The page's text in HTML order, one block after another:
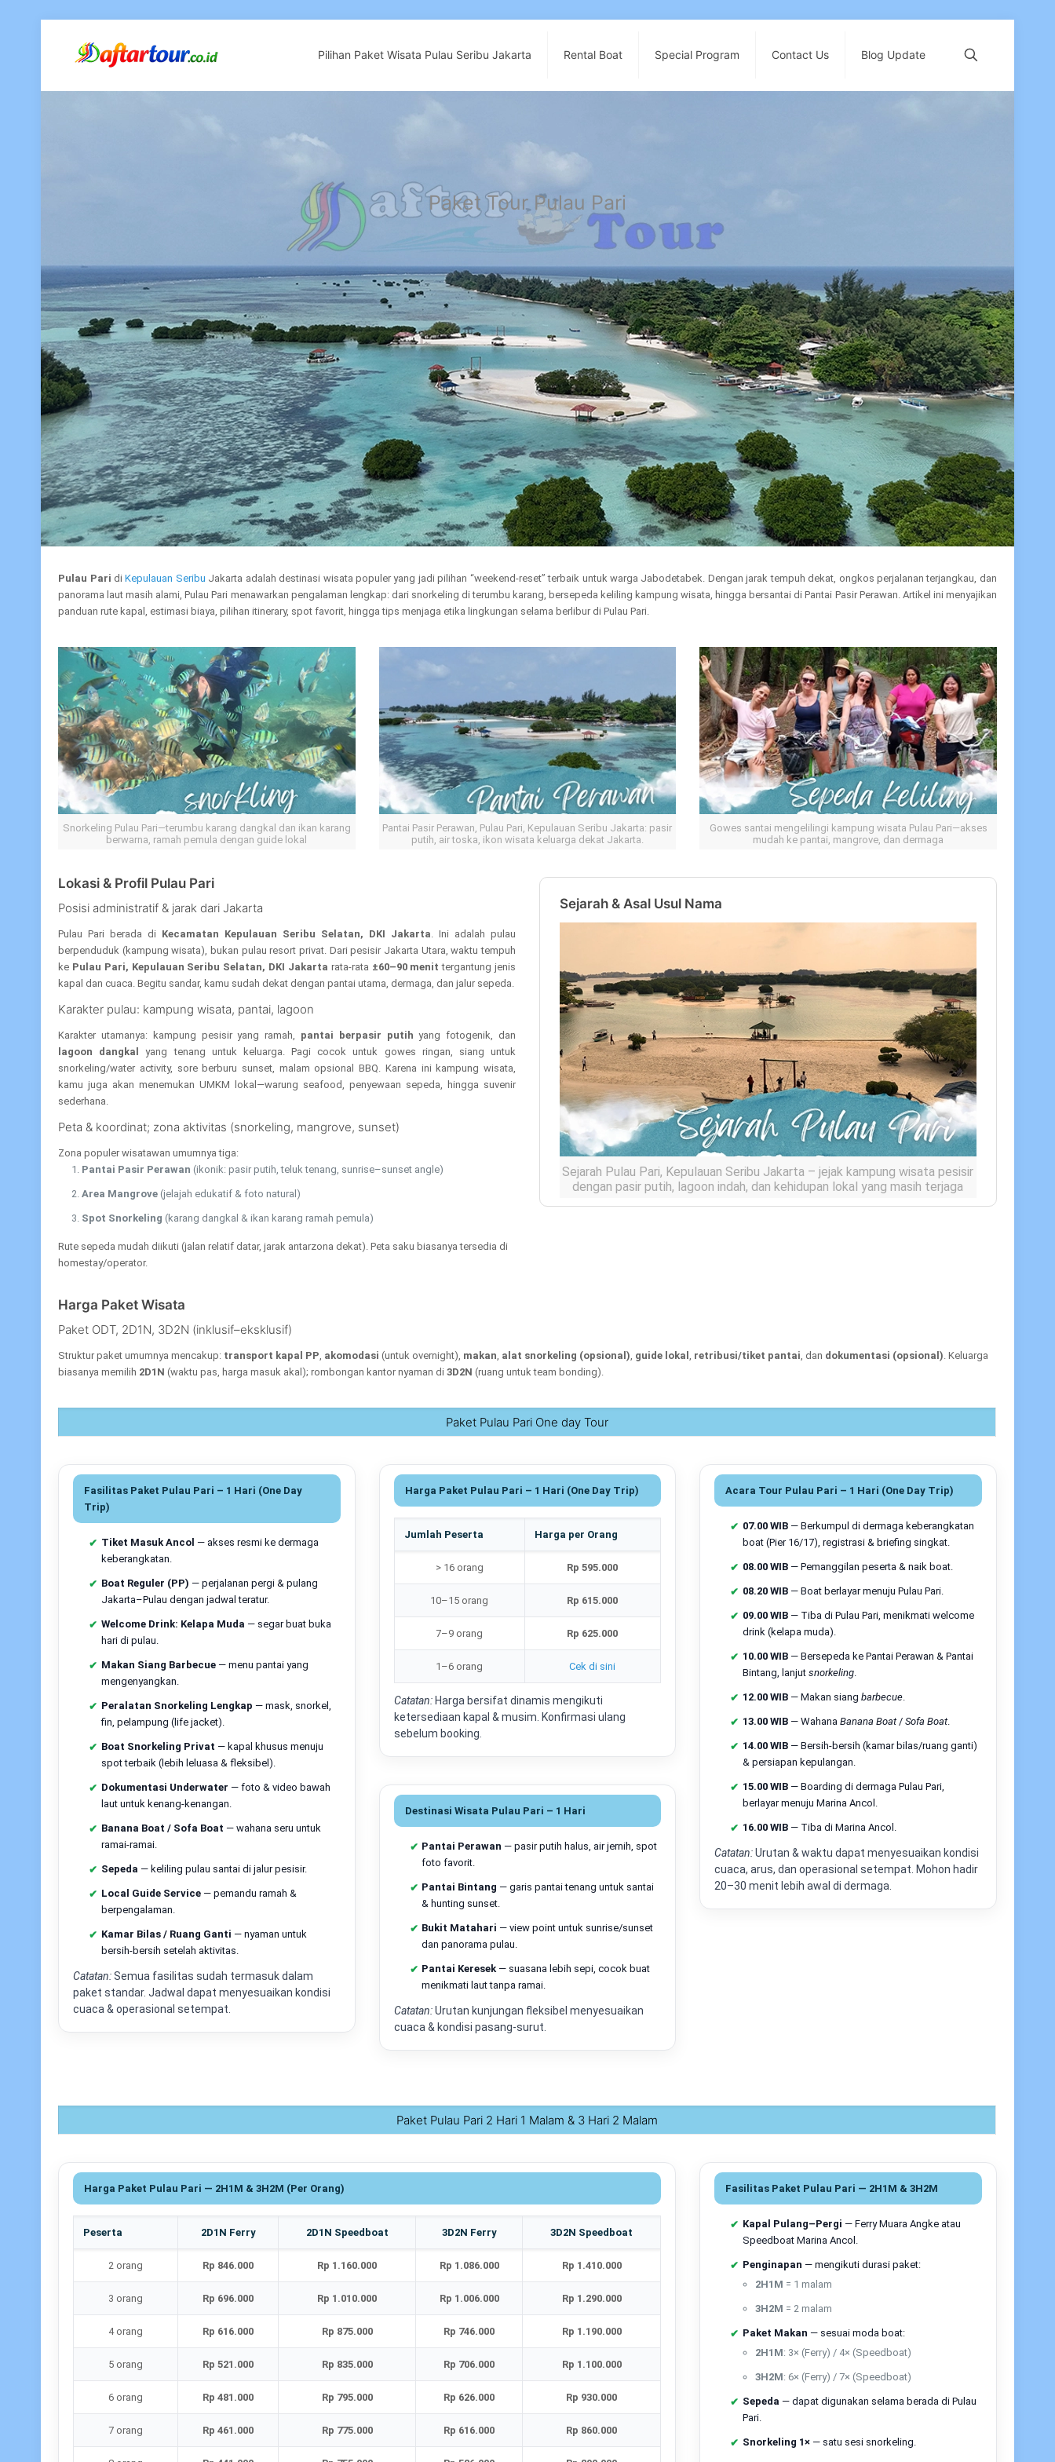
Pilihan Paket Wisata Pulau Seribu Jakarta Rental Boat Special Program Contact Us Blog Update
Paket Tour Pulau Pari
Pulau Pari diKepulauan Seribu Jakarta adalah destinasi wisata populer yang jadi pilihan “weekend-reset” terbaik untuk warga Jabodetabek. Dengan jarak tempuh dekat, ongkos perjalanan terjangkau, dan
panorama laut masih alami, Pulau Pari menawarkan pengalaman lengkap: dari snorkeling di terumbu karang, bersepeda keliling kampung wisata, hingga bersantai di Pantai Pasir Perawan. Artikel ini menyajikan
panduan rute kapal, estimasi biaya, pilihan itinerary, spot favorit, hingga tips menjaga etika lingkungan selama berlibur di Pulau Pari.
Snorkeling Pulau Pari—terumbu karang dangkal dan ikan karang
berwarna, ramah pemula dengan guide lokal
Pantai Pasir Perawan, Pulau Pari, Kepulauan Seribu Jakarta: pasir
putih, air toska, ikon wisata keluarga dekat Jakarta.
Gowes santai mengelilingi kampung wisata Pulau Pari—akses
mudah ke pantai, mangrove, dan dermaga
Lokasi & Profil Pulau Pari
Posisi administratif & jarak dari Jakarta
Pulau Pari berada di Kecamatan Kepulauan Seribu Selatan, DKI Jakarta . Ini adalah pulau
berpenduduk (kampung wisata), bukan pulau resort privat. Dari pesisir Jakarta Utara, waktu tempuh
ke Pulau Pari, Kepulauan Seribu Selatan, DKI Jakarta rata-rata ±60–90 menit tergantung jenis
kapal dan cuaca. Begitu sandar, kamu sudah dekat dengan pantai utama, dermaga, dan jalur sepeda.
Karakter pulau: kampung wisata, pantai, lagoon
Karakter utamanya: kampung pesisir yang ramah, pantai berpasir putih yang fotogenik, dan
lagoon dangkal yang tenang untuk keluarga. Pagi cocok untuk gowes ringan, siang untuk
snorkeling/water activity, sore berburu sunset, malam opsional BBQ. Karena ini kampung wisata,
kamu juga akan menemukan UMKM lokal—warung seafood, penyewaan sepeda, hingga suvenir
sederhana.
Peta & koordinat; zona aktivitas (snorkeling, mangrove, sunset)
Zona populer wisatawan umumnya tiga:
Pantai Pasir Perawan (ikonik: pasir putih, teluk tenang, sunrise–sunset angle)
Area Mangrove (jelajah edukatif & foto natural)
Spot Snorkeling (karang dangkal & ikan karang ramah pemula)
Rute sepeda mudah diikuti (jalan relatif datar, jarak antarzona dekat). Peta saku biasanya tersedia di
homestay/operator.
Sejarah & Asal Usul Nama
Sejarah Pulau Pari, Kepulauan Seribu Jakarta – jejak kampung wisata pesisir
dengan pasir putih, lagoon indah, dan kehidupan lokal yang masih terjaga
Sejak lama, perairan sekitar Kepulauan Seribu—termasuk Pulau Pari—menjadi
Narasi konservasi ini tercermin padatiket konservasi, pembatasan area
sensitif, serta edukasi ringan “
Cara ke Pulau Pari
Ferry Muara Angke (Kali Adem): jadwal umum & estimasi durasi
Opsi ekonomis:
kapal reguler dari Pelabuhan Kali Adem (Muara Angke)
Keberangkatan umumnya pagi;
urusan tiket/registrasi.
Waktu tempuh ±80–90 menit
(bisa berubah sesuai
antrean dermaga dan cuaca). Cocok untuk backpacker, pasangan hemat,
atau rombongan dengan budget ketat.
Speedboat Marina Ancol: waktu tempuh, kebijakan bagasi
speedboat dari Marina Ancoldengan
perjalanan pada kondisi normal. Biasanya adakebijakan bagasi
ukuran/berat tertentu bebas biaya, selebihnya berbayar. Kelebihan Ancol:
proses boarding terorganisir, area parkir luas, dan titik kumpul jelas.
Titik kumpul, proses check-in, opsi parkir
Kali Adem: ruang tunggu pelabuhan; perhatikan antrean loket.
Marina Ancol: gate marina/dermaga sesuai nomor kapal;
berbayar tersedia di kawasan Ancol. Selalu siapkan identitas, bukti
pembayaran, dan atur bagasi agar cepat saat check-in.
Alternatif charter/private boat & estimasi kapasitas
Untukgrupatau yang butuh privasi,
saat surut), dan nyaman untuk perlengkapan dokumentasi. Kapasitas
kapal, rute, dan musim.
Pantai Pasir Perawan untuk santai & foto; bilas–bersih.Menjelang petang:
sisakan waktu cadangan sebelum kapal balik. cejdini detailenya
2D1N: struktur waktu ideal, sunrise/sunset point
Hari 1: Tiba → check-in homestay → snorkeling & lagoon → sore di Pasir
Perawan (golden hour) → malam BBQ santai.
dermaga/pantai → gowes kampung → mangrove walk → makan siang →
pulang. Ritme
pantai tanpa kejar tayang. baca kengkapItinerary dan paket tour 2 hari 1
malam
3D2N: opsi island hopping & relaksasi tambahan
Hari 1: Mirip 2D1N, fokus adaptasi & eksplor inti.Hari 2: Island hopping ke
spot terdekat (target lagoon saat surut), sesi snorkeling ke-2, atau day-
rest total.
: Sarapan santai, suvenir UMKM, pulang. Durasi
cocok untukrombongan kantor/keluarga yang ingin kombinasi aktivitas
Harga Paket Wisata
Paket ODT, 2D1N, 3D2N (inklusif–eksklusif)
Struktur paket umumnya mencakup: transport kapal PP akomodasi (untuk overnight), makan alat snorkeling (opsional) guide lokal retribusi/tiket pantai , dan dokumentasi (opsional) . Keluarga
biasanya memilih 2D1N (waktu pas, harga masuk akal); rombongan kantor nyaman di3D2N (ruang untuk team bonding).
Paket Pulau Pari One day Tour
Fasilitas Paket Pulau Pari – 1 Hari (One Day
Trip)
Tiket Masuk Ancol — akses resmi ke dermaga
keberangkatan.
Boat Reguler (PP) — perjalanan pergi & pulang
Jakarta–Pulau dengan jadwal teratur.
Welcome Drink: Kelapa Muda — segar buat buka
hari di pulau.
Makan Siang Barbecue— menu pantai yang
mengenyangkan.
Peralatan Snorkeling Lengkap — mask, snorkel,
fin, pelampung (life jacket).
Boat Snorkeling Privat — kapal khusus menuju
spot terbaik (lebih leluasa & fleksibel).
Dokumentasi Underwater — foto & video bawah
laut untuk kenang-kenangan.
Banana Boat / Sofa Boat — wahana seru untuk
ramai-ramai.
Sepeda — keliling pulau santai di jalur pesisir.
Local Guide Service— pemandu ramah &
berpengalaman.
Kamar Bilas / Ruang Ganti — nyaman untuk
bersih-bersih setelah aktivitas.
Catatan:Semua fasilitas sudah termasuk dalam
paket standar. Jadwal dapat menyesuaikan kondisi
cuaca & operasional setempat.
Harga Paket Pulau Pari – 1 Hari (One Day Trip)
Jumlah Peserta Harga per Orang
> 16 orang Rp 595.000
10–15 orang Rp 615.000
7–9 orang Rp 625.000
1–6 orang Cek di sini
Catatan:Harga bersifat dinamis mengikuti
ketersediaan kapal & musim. Konfirmasi ulang
sebelum booking.
Destinasi Wisata Pulau Pari – 1 Hari
Pantai Perawan — pasir putih halus, air jernih, spot
foto favorit.
Pantai Bintang — garis pantai tenang untuk santai
& hunting sunset.
Bukit Matahari — view point untuk sunrise/sunset
dan panorama pulau.
Pantai Keresek — suasana lebih sepi, cocok buat
menikmati laut tanpa ramai.
Catatan:Urutan kunjungan fleksibel menyesuaikan
cuaca & kondisi pasang-surut.
Acara Tour Pulau Pari – 1 Hari (One Day Trip)
07.00 WIB— Berkumpul di dermaga keberangkatan
boat (Pier 16/17), registrasi & briefing singkat.
08.00 WIB— Pemanggilan peserta & naik boat.
08.20 WIB— Boat berlayar menuju Pulau Pari.
09.00 WIB— Tiba di Pulau Pari, menikmati welcome
drink (kelapa muda).
10.00 WIB— Bersepeda ke Pantai Perawan & Pantai
Bintang, lanjut snorkeling.
12.00 WIB— Makan siang barbecue.
13.00 WIB— Wahana Banana Boat/ Sofa Boat.
14.00 WIB— Bersih-bersih (kamar bilas/ruang ganti)
& persiapan kepulangan.
15.00 WIB— Boarding di dermaga Pulau Pari,
berlayar menuju Marina Ancol.
16.00 WIB— Tiba di Marina Ancol.
Catatan:Urutan & waktu dapat menyesuaikan kondisi
cuaca, arus, dan operasional setempat. Mohon hadir
20–30 menit lebih awal di dermaga.
Paket Pulau Pari 2 Hari 1 Malam & 3 Hari 2 Malam
Harga Paket Pulau Pari — 2H1M & 3H2M (Per Orang)
Peserta 2D1N Ferry 2D1N Speedboat 3D2N Ferry 3D2N Speedboat
2 orang Rp 846.000 Rp 1.160.000 Rp 1.086.000 Rp 1.410.000
3 orang Rp 696.000 Rp 1.010.000 Rp 1.006.000 Rp 1.290.000
4 orang Rp 616.000 Rp 875.000 Rp 746.000 Rp 1.190.000
5 orang Rp 521.000 Rp 835.000 Rp 706.000 Rp 1.100.000
6 orang Rp 481.000 Rp 795.000 Rp 626.000 Rp 930.000
7 orang Rp 461.000 Rp 775.000 Rp 616.000 Rp 860.000
Fasilitas Paket Pulau Pari — 2H1M & 3H2M
Kapal Pulang–Pergi — Ferry Muara Angke atau
Speedboat Marina Ancol.
Penginapan — mengikuti durasi paket:
2H1M = 1 malam
3H2M = 2 malam
Paket Makan — sesuai moda boat:
2H1M: 3× (Ferry) / 4× (Speedboat)
3H2M: 6× (Ferry) / 7× (Speedboat)
Sepeda — dapat digunakan selama berada di Pulau
Pari.
Snorkeling 1×— satu sesi snorkeling.